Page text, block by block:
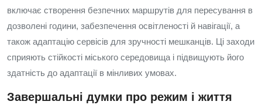
включає створення безпечних маршрутів для пересування в
дозволені години, забезпечення освітленості й навігації, а
також адаптацію сервісів для зручності мешканців. Ці заходи
сприяють стійкості міського середовища і підвищують його
здатність до адаптації в мінливих умовах.
Завершальні думки про режим і життя